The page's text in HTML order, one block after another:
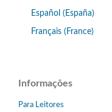
Español (España)
Français (France)
Informações
Para Leitores